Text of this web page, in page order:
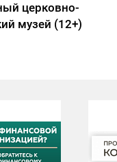
церковно-
музей (12+)